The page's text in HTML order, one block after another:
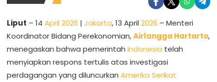
Liput – 14 April 2026 | Jakarta, 13 April 2026 – Menteri
Koordinator Bidang Perekonomian,Airlangga Hartarto,
menegaskan bahwa pemerintah Indonesia telah
menyiapkan respons tertulis atas investigasi
perdagangan yang diluncurkan Amerika Serikat